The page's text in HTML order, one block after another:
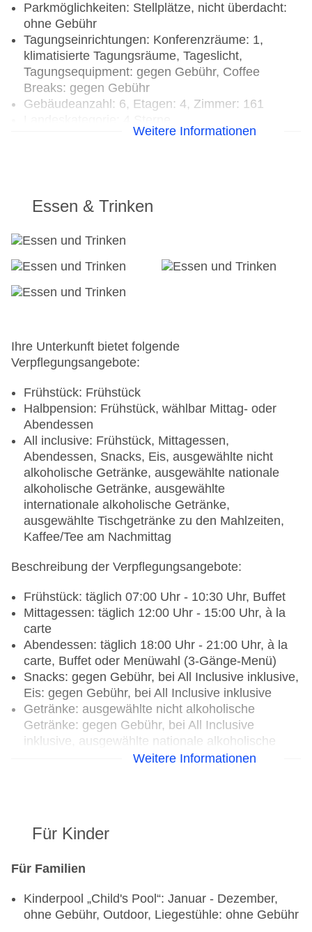
Parkmöglichkeiten: Stellplätze, nicht überdacht:
ohne Gebühr
Tagungseinrichtungen: Konferenzräume: 1,
klimatisierte Tagungsräume, Tageslicht,
Tagungsequipment: gegen Gebühr, Coffee
Breaks: gegen Gebühr
Gebäudeanzahl: 6, Etagen: 4, Zimmer: 161
Weitere Informationen
Essen & Trinken
Ihre Unterkunft bietet folgende
Verpflegungsangebote:
Frühstück: Frühstück
Halbpension: Frühstück, wählbar Mittag- oder
Abendessen
All inclusive: Frühstück, Mittagessen,
Abendessen, Snacks, Eis, ausgewählte nicht
alkoholische Getränke, ausgewählte nationale
alkoholische Getränke, ausgewählte
internationale alkoholische Getränke,
ausgewählte Tischgetränke zu den Mahlzeiten,
Kaffee/Tee am Nachmittag
Beschreibung der Verpflegungsangebote:
Frühstück: täglich 07:00 Uhr - 10:30 Uhr, Buffet
Mittagessen: täglich 12:00 Uhr - 15:00 Uhr, à la
carte
Abendessen: täglich 18:00 Uhr - 21:00 Uhr, à la
carte, Buffet oder Menüwahl (3-Gänge-Menü)
Snacks: gegen Gebühr, bei All Inclusive inklusive,
Eis: gegen Gebühr, bei All Inclusive inklusive
Getränke: ausgewählte nicht alkoholische
Getränke: gegen Gebühr, bei All Inclusive
inklusive, ausgewählte nationale alkoholische
Getränke: gegen Gebühr, bei All Inclusive
inklusive, Kaffee/Tee am Nachmittag: gegen
Candlelightdinner: gegen Gebühr, gesetztes
Restaurant „Maneekram Restaurant“: Küche:
Weitere Informationen
Für Kinder
Für Familien
Kinderpool „Child's Pool“: Januar - Dezember,
ohne Gebühr, Outdoor, Liegestühle: ohne Gebühr